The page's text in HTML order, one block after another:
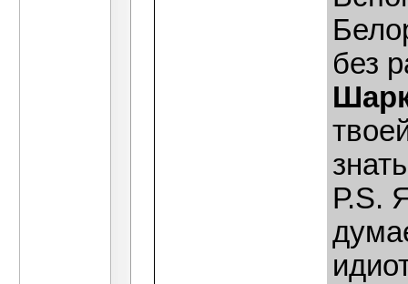
без
Р.S.